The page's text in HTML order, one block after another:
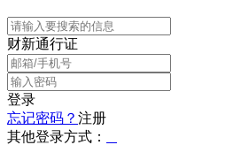
财新通行证
登录
忘记密码？ 注册
其他登录方式：